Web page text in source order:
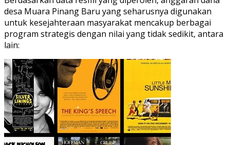
desa Muara Pinang Baru yang seharusnya digunakan
untuk kesejahteraan masyarakat mencakup berbagai
program strategis dengan nilai yang tidak sedikit, antara
lain: